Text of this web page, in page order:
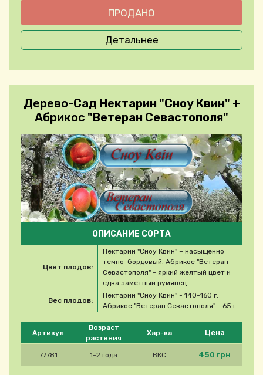
Детальнее
Дерево-Сад Нектарин "Сноу Квин" +
Абрикос "Ветеран Севастополя"
Please select product
Артикул
Возраст
растения
Хар-ка Цена
77781 1-2 года ВКС 450 грн
ОПИСАНИЕ СОРТА
Цвет плодов:
Нектарин "Сноу Квин" – насыщенно
темно-бордовый. Абрикос "Ветеран
Севастополя" - яркий желтый цвет и
едва заметный румянец
Вес плодов:
Нектарин "Сноу Квин" - 140-160 г.
Абрикос "Ветеран Севастополя" - 65 г